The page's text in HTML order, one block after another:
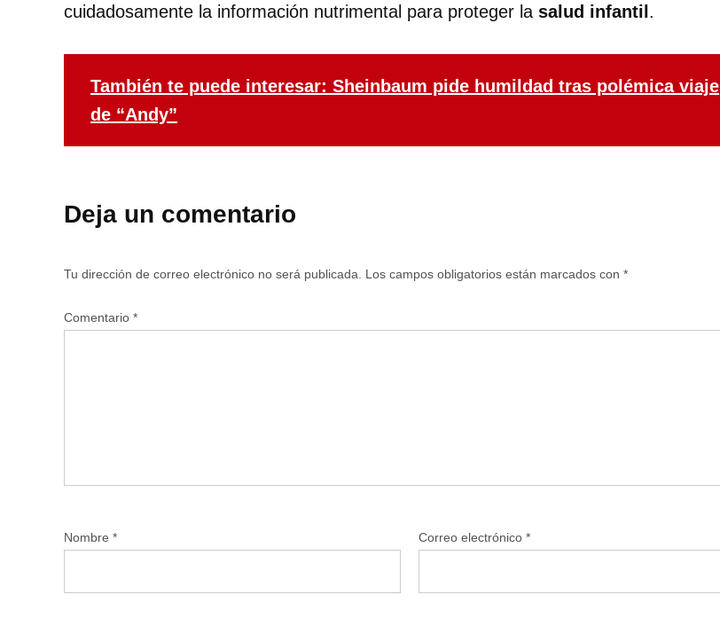
cuidadosamente la información nutrimental para proteger la salud infantil .
También te puede interesar: Sheinbaum pide humildad tras polémica viaje
de “Andy”
Deja un comentario
Tu dirección de correo electrónico no será publicada. Los campos obligatorios están marcados con *
Comentario *
Nombre * Correo electrónico *